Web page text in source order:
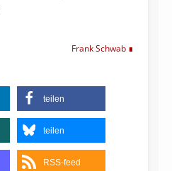
Frank Schwab
teilen
teilen
RSS-feed